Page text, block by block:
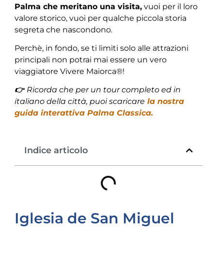
Palma che meritano una visita, vuoi per il loro
valore storico, vuoi per qualche piccola storia
segreta che nascondono.
Perchè, in fondo, se ti limiti solo alle attrazioni
principali non potrai mai essere un vero
viaggiatore Vivere Maiorca®!
👉 Ricorda che per un tour completo ed in
italiano della città, puoi scaricare la nostra
guida interattiva Palma Classica.
Indice articolo
Iglesia de San Miguel